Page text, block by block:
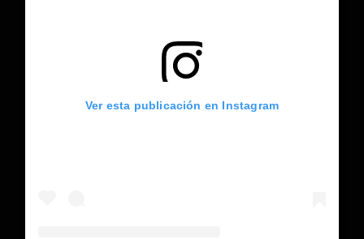
Ver esta publicación en Instagram